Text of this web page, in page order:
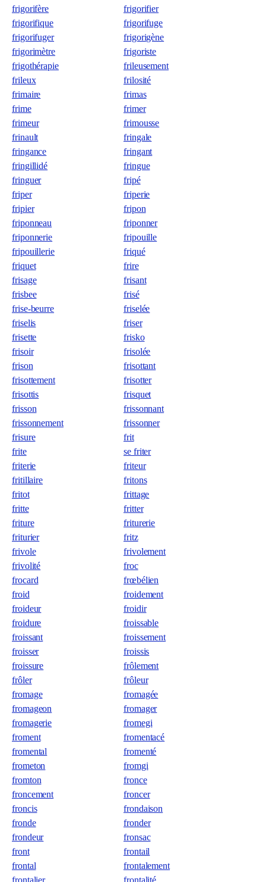
frigorifère
frigorifier
frigorifique
frigorifuge
frigorifuger
frigorigène
frigorimètre
frigoriste
frigothérapie
frileusement
frileux
frilosité
frimaire
frimas
frime
frimer
frimeur
frimousse
frinault
fringale
fringance
fringant
fringillidé
fringue
fringuer
fripé
friper
friperie
fripier
fripon
friponneau
friponner
friponnerie
fripouille
fripouillerie
friqué
friquet
frire
frisage
frisant
frisbee
frisé
frise-beurre
friselée
friselis
friser
frisette
frisko
frisoir
frisolée
frison
frisottant
frisottement
frisotter
frisottis
frisquet
frisson
frissonnant
frissonnement
frissonner
frisure
frit
frite
se friter
friterie
friteur
fritillaire
fritons
fritot
frittage
fritte
fritter
friture
friturerie
friturier
fritz
frivole
frivolement
frivolité
froc
frocard
frœbélien
froid
froidement
froideur
froidir
froidure
froissable
froissant
froissement
froisser
froissis
froissure
frôlement
frôler
frôleur
fromage
fromagée
fromageon
fromager
fromagerie
fromegi
froment
fromentacé
fromental
fromenté
frometon
fromgi
fromton
fronce
froncement
froncer
froncis
frondaison
fronde
fronder
frondeur
fronsac
front
frontail
frontal
frontalement
frontalier
frontalité